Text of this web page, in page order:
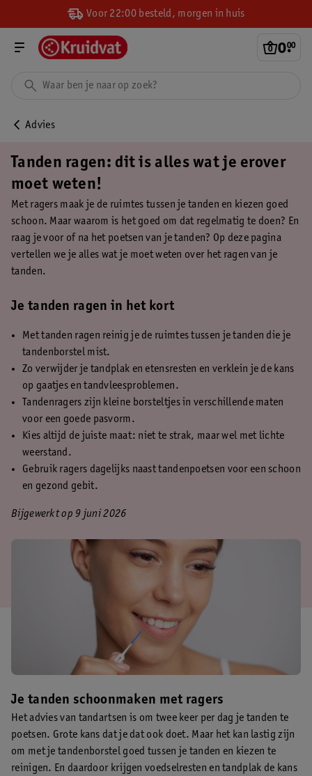
Voor 22:00 besteld, morgen in huis
0.
00
Advies
Tanden ragen: dit is alles wat je erover
moet weten!
Met ragers maak je de ruimtes tussen je tanden en kiezen goed
schoon. Maar waarom is het goed om dat regelmatig te doen? En
raag je voor of na het poetsen van je tanden? Op deze pagina
vertellen we je alles wat je moet weten over het ragen van je
tanden.
Je tanden ragen in het kort
Met tanden ragen reinig je de ruimtes tussen je tanden die je
tandenborstel mist.
Zo verwijder je tandplak en etensresten en verklein je de kans
op gaatjes en tandvleesproblemen.
Tandenragers zijn kleine borsteltjes in verschillende maten
voor een goede pasvorm.
Kies altijd de juiste maat: niet te strak, maar wel met lichte
weerstand.
Gebruik ragers dagelijks naast tandenpoetsen voor een schoon
en gezond gebit.
Bijgewerkt op 9 juni 2026
Je tanden schoonmaken met ragers
Het advies van tandartsen is om twee keer per dag je tanden te
poetsen. Grote kans dat je dat ook doet. Maar het kan lastig zijn
om met je tandenborstel goed tussen je tanden en kiezen te
reinigen. En daardoor krijgen voedselresten en tandplak de kans